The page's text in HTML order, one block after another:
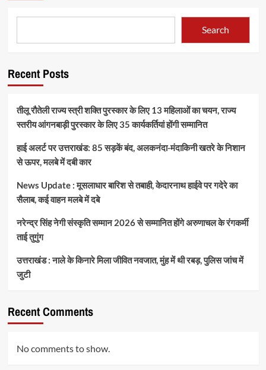
Search
Recent Posts
तीलू रौतेली राज्य स्त्री शक्ति पुरस्कार के लिए 13 महिलाओं का चयन, राज्य
स्तरीय आंगनबाड़ी पुरस्कार के लिए 35 कार्यकर्तियां होंगी सम्मानित
हाई अलर्ट पर उत्तराखंड: 85 सड़कें बंद, अलकनंदा-मंदाकिनी खतरे के निशान
से ऊपर, मलबे में दबी कार
News Update : मूसलाधार बारिश से तबाही, केदारनाथ हाईवे पर गदेरे का
सैलाब, कई वाहन मलबे में दबे
नरेन्द्र सिंह नेगी संस्कृति सम्मान 2026 से सम्मानित होंगे अरुणाचल के रंगकर्मी
ताई तुगुंग
उत्तराखंड : नाले के किनारे मिला जीवित नवजात, मुंह में थी रबड़, पुलिस जांच में
जुटी
Recent Comments
No comments to show.